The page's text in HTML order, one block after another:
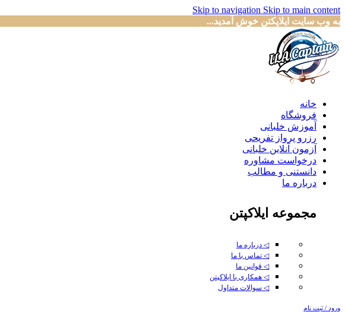
Skip to navigation Skip to main content
به وب سایت ایلاپکتن خوش آمدید...
خانه
فروشگاه
آموزش خلبانی
رزرو پرواز تفریحی
آزمون آنلاین خلبانی
درخواست مشاوره
دانستنی و مطالب
درباره ما
مجموعه ایلاکپتن
◁ درباره ما
◁ تماس با ما
◁ قوانین ما
◁ همکاری با ایلاکپتن
◁ سوالات متداول
ورود / ثبت نام